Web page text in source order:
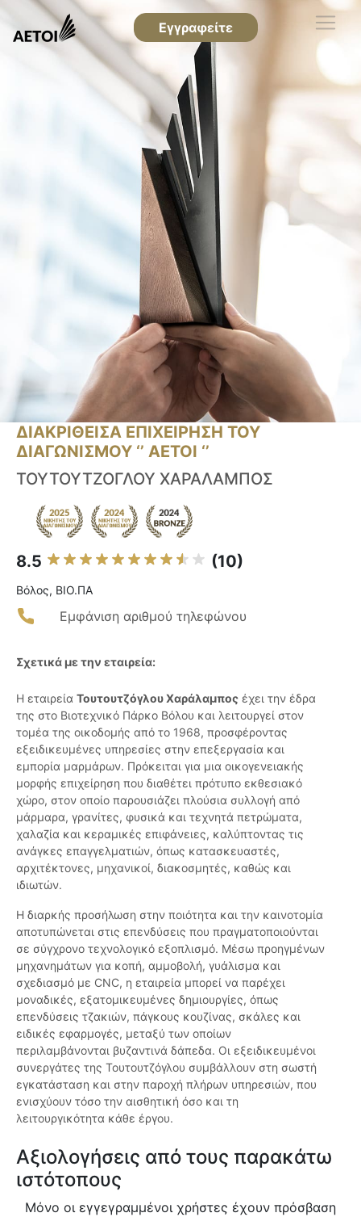
Εγγραφείτε
ΔΙΑΚΡΙΘΕΙΣΑ ΕΠΙΧΕΙΡΗΣΗ ΤΟΥ
ΔΙΑΓΩΝΙΣΜΟΥ ‘’ ΑΕΤΟΙ ‘’
ΤΟΥΤΟΥΤΖΟΓΛΟΥ ΧΑΡΑΛΑΜΠΟΣ
8.5 (10)
Βόλος, ΒΙΟ.ΠΑ
Εμφάνιση αριθμού τηλεφώνου
Σχετικά με την εταιρεία:
Η εταιρεία Τουτουτζόγλου Χαράλαμπος έχει την έδρα
της στο Βιοτεχνικό Πάρκο Βόλου και λειτουργεί στον
τομέα της οικοδομής από το 1968, προσφέροντας
εξειδικευμένες υπηρεσίες στην επεξεργασία και
εμπορία μαρμάρων. Πρόκειται για μια οικογενειακής
μορφής επιχείρηση που διαθέτει πρότυπο εκθεσιακό
χώρο, στον οποίο παρουσιάζει πλούσια συλλογή από
μάρμαρα, γρανίτες, φυσικά και τεχνητά πετρώματα,
χαλαζία και κεραμικές επιφάνειες, καλύπτοντας τις
ανάγκες επαγγελματιών, όπως κατασκευαστές,
αρχιτέκτονες, μηχανικοί, διακοσμητές, καθώς και
ιδιωτών.
Η διαρκής προσήλωση στην ποιότητα και την καινοτομία
αποτυπώνεται στις επενδύσεις που πραγματοποιούνται
σε σύγχρονο τεχνολογικό εξοπλισμό. Μέσω προηγμένων
μηχανημάτων για κοπή, αμμοβολή, γυάλισμα και
σχεδιασμό με CNC, η εταιρεία μπορεί να παρέχει
μοναδικές, εξατομικευμένες δημιουργίες, όπως
επενδύσεις τζακιών, πάγκους κουζίνας, σκάλες και
ειδικές εφαρμογές, μεταξύ των οποίων
περιλαμβάνονται βυζαντινά δάπεδα. Οι εξειδικευμένοι
συνεργάτες της Τουτουτζόγλου συμβάλλουν στη σωστή
εγκατάσταση και στην παροχή πλήρων υπηρεσιών, που
ενισχύουν τόσο την αισθητική όσο και τη
λειτουργικότητα κάθε έργου.
Αξιολογήσεις από τους παρακάτω
ιστότοπους
Μόνο οι εγγεγραμμένοι χρήστες έχουν πρόσβαση